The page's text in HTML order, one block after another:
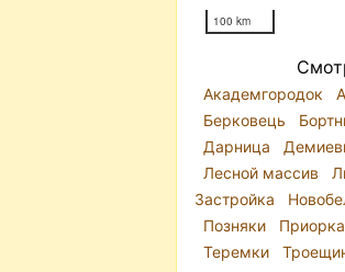
100 km
Академгородок
Берковець
Дарница
Лесной массив
Застройка
Позняки
Приорка
Теремки